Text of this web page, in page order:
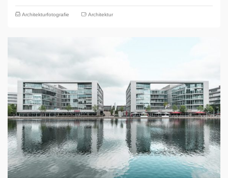
Architekturfotografie Architektur